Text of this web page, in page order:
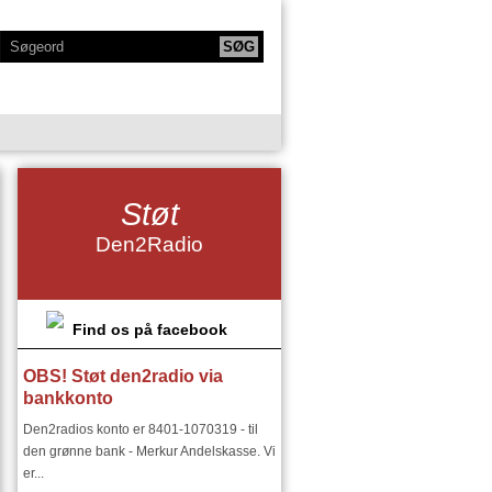
NY SERIE - BODYTALK
NY SERIE OM HAFNIA
KLANGKAMMERET
DEN2RADIO - SNART 18 ÅR
I ØSTEUROPA I 1900 TALLET
Støt
Den2Radio
Find os på facebook
OBS! Støt den2radio via
bankkonto
Den2radios konto er 8401-1070319 - til
den grønne bank - Merkur Andelskasse. Vi
er...